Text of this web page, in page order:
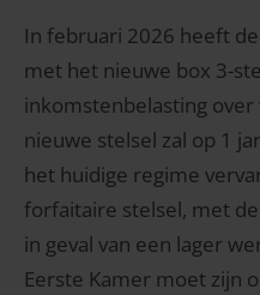
In februari 2026 heeft
met het nieuwe box 3-
inkomstenbelasting
nieuwe stelsel zal op 1
het huidige regime
forfaitaire stelsel, met
in geval van een lager
Eerste Kamer moet zijn